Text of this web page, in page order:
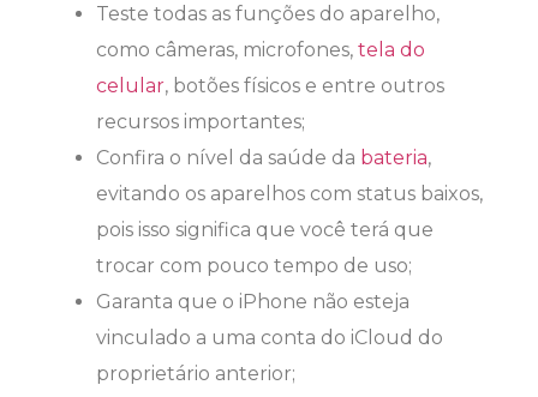
Teste todas as funções do aparelho,
como câmeras, microfones, tela do
celular, botões físicos e entre outros
recursos importantes;
Confira o nível da saúde da bateria,
evitando os aparelhos com status baixos,
pois isso significa que você terá que
trocar com pouco tempo de uso;
Garanta que o iPhone não esteja
vinculado a uma conta do iCloud do
proprietário anterior;